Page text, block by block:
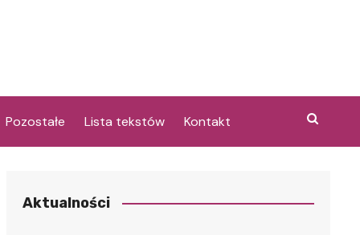
Pozostałe Lista tekstów Kontakt
Aktualności